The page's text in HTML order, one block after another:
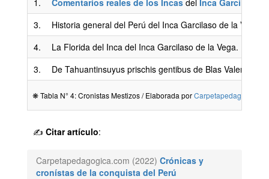
3.
Historia general del Perú del Inca Garcilaso de la Vega.
4.
La Florida del Inca del Inca Garcilaso de la Vega.
3.
De Tahuantinsuyus prischis gentibus de Blas Valera
❋ Tabla N° 4: Cronistas Mestizos / Elaborada por
✍ Citar artículo:
Carpetapedagogica.com (2022) Crónicas y
cronístas de la conquista del Perú